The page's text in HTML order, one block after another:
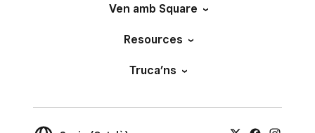
Ven amb Square
Resources
Truca’ns